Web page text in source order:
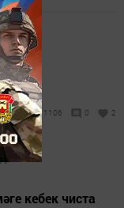
1106 0 2
кебек чиста